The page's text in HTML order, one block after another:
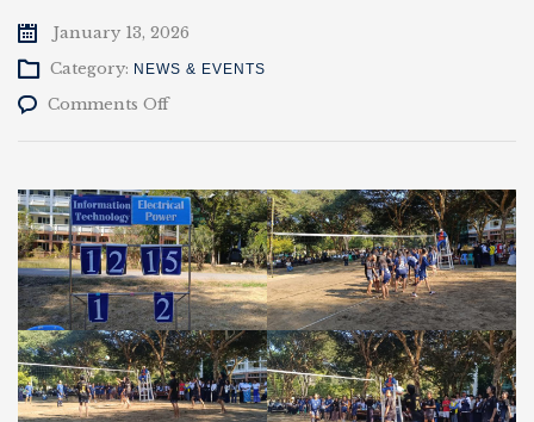
January 13, 2026
Category: NEWS & EVENTS
Comments Offon
အားကစား
ပြိုင်ပွဲ
IT
Vs
EP
(13-
1-
2026)